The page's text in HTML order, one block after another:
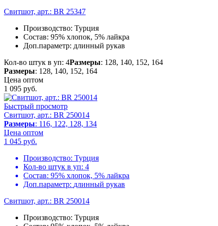
Свитшот, арт.: BR 25347
Производство: Турция
Состав: 95% хлопок, 5% лайкра
Доп.параметр: длинный рукав
Кол-во штук в уп: 4Размеры: 128, 140, 152, 164
Размеры: 128, 140, 152, 164
Цена оптом
1 095 руб.
Быстрый просмотр
Свитшот, арт.: BR 250014
Размеры: 116, 122, 128, 134
Цена оптом
1 045 руб.
Производство: Турция
Кол-во штук в уп: 4
Состав: 95% хлопок, 5% лайкра
Доп.параметр: длинный рукав
Свитшот, арт.: BR 250014
Производство: Турция